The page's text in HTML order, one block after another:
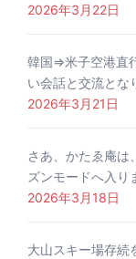
2026年3月22日
韓国⇒米子空港直
い会話と交流とな
2026年3月21日
さあ、かたゑ庵は
ズンモードへ入り
2026年3月18日
大山スキー場存続